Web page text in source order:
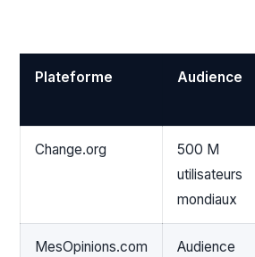
Plateforme Audience
Change.org
500 M
utilisateurs
mondiaux
MesOpinions.com
Audience